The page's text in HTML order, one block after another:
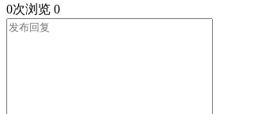
0次浏览 0